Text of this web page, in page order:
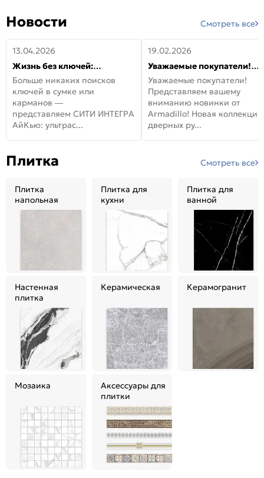
Новости Смотреть все
13.04.2026
Жизнь без ключей:
встречайте новую дверь
СИТИ ИНТЕГРА АйКью!
Больше никаких поисков
ключей в сумке или
карманов —
представляем СИТИ ИНТЕГРА
АйКью: ультрас...
19.02.2026
Уважаемые покупатели!
Представляем вашему
вниманию новинки от
Armadillo!
Уважаемые покупатели!
Представляем вашему
вниманию новинки от
Armadillo! Новая коллекция
дверных ру...
Плитка Смотреть все
Плитка
напольная
Плитка для
кухни
Плитка для
ванной
Настенная
плитка
Керамическая Керамогранит
Мозаика
Аксессуары для
плитки